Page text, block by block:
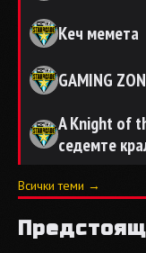
Кеч мемета
GAMING
A Knight of
седемте
Всички теми →